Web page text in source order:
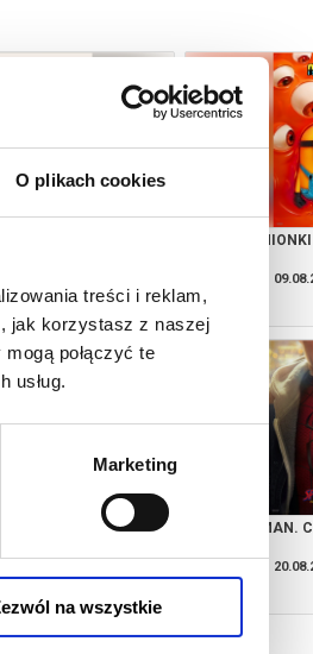
O plikach cookies
treści i reklam,
jak korzystasz z naszej
połączyć te
usług.
Marketing
na wszystkie
kup bilet
ZWIERZAKÓW SPIDER-MAN.